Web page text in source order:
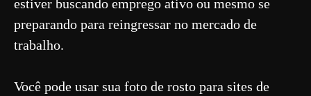
estiver buscando emprego ativo ou mesmo se
preparando para reingressar no mercado de
trabalho.
Você pode usar sua foto de rosto para sites de